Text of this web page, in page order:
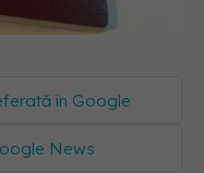
în Google
News